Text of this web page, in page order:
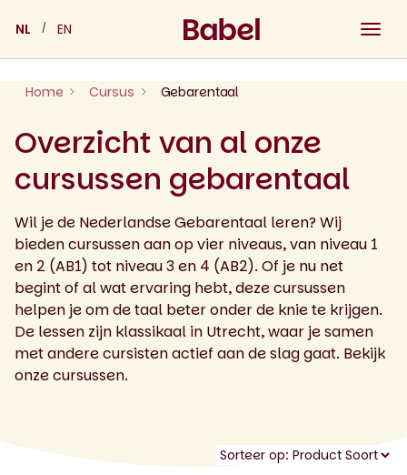
content
NL EN
Home Cursus Gebarentaal
Overzicht van al onze
cursussen gebarentaal
Wil je de Nederlandse Gebarentaal leren? Wij
bieden cursussen aan op vier niveaus, van niveau 1
en 2 (AB1) tot niveau 3 en 4 (AB2). Of je nu net
begint of al wat ervaring hebt, deze cursussen
helpen je om de taal beter onder de knie te krijgen.
De lessen zijn klassikaal in Utrecht, waar je samen
met andere cursisten actief aan de slag gaat. Bekijk
onze cursussen.